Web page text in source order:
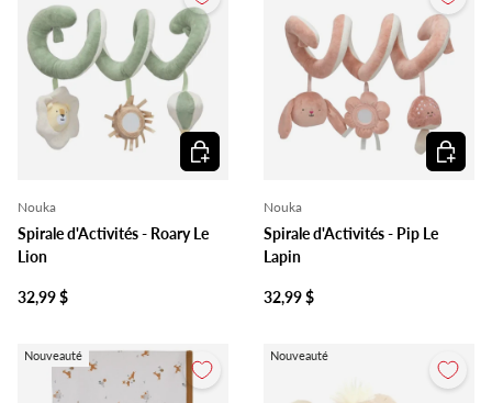
Nouka
Spirale d'Activités - Roary Le
Lion
32,99 $
Ajouter au panier
Nouka
Spirale d'Activités - Pip Le
Lapin
32,99 $
Ajouter
Nouveauté Nouveauté